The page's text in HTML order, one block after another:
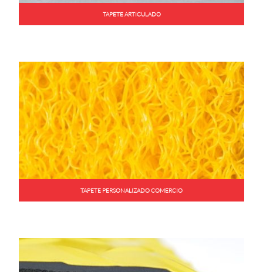
TAPETE ARTICULADO
TAPETE PERSONALIZADO COMERCIO